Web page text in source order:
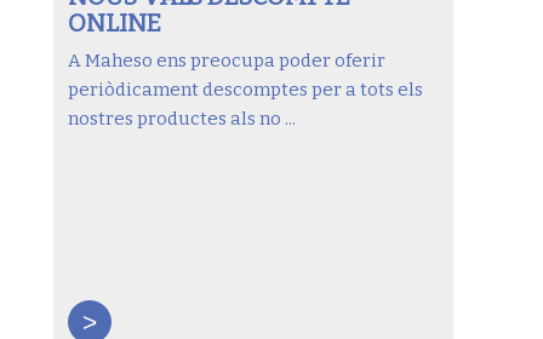
ONLINE
A Maheso ens preocupa poder oferir
periòdicament descomptes per a tots els
nostres productes als no ...
>